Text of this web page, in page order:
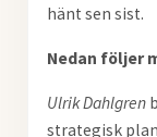
hänt sen sist.
Nedan följer
Ulrik Dahlgren
strategisk